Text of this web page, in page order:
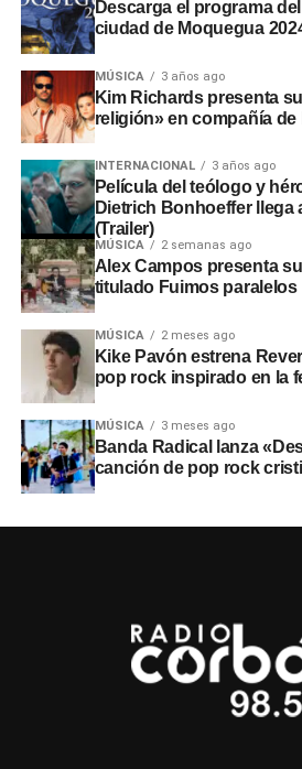
Descarga el programa
ciudad de Moquegua
MÚSICA 3 años ago
Kim Richards presenta
religión» en compañía de
INTERNACIONAL 3 años ago
Película del teólogo y
Dietrich Bonhoeffer llega
(Trailer)
MÚSICA 2 semanas ago
Alex Campos presenta
titulado Fuimos paralelos
MÚSICA 2 meses ago
Kike Pavón estrena
pop rock inspirado en la
MÚSICA 3 meses ago
Banda Radical lanza
canción de pop rock